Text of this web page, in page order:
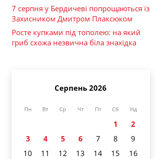
7 серпня у Бердичеві попрощаються із
Захисником Дмитром Плаксюком
Росте купками під тополею: на який
гриб схожа незвична біла знахідка
Серпень 2026
Пн Вт Ср Чт Пт Сб Нд
1
2
3
4 5 6 7 8
9
10
11 12 13 14 15
16